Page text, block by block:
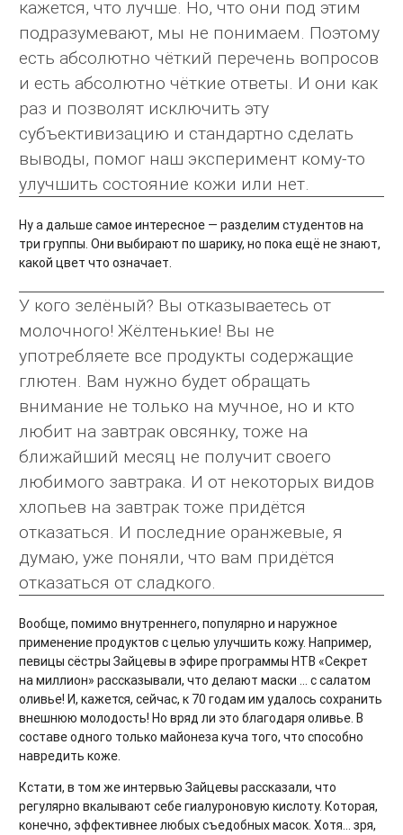
кажется, что лучше. Но, что они под этим
подразумевают, мы не понимаем. Поэтому
есть абсолютно чёткий перечень вопросов
и есть абсолютно чёткие ответы. И они как
раз и позволят исключить эту
субъективизацию и стандартно сделать
выводы, помог наш эксперимент кому-то
улучшить состояние кожи или нет.
Ну а дальше самое интересное — разделим студентов на
три группы. Они выбирают по шарику, но пока ещё не знают,
какой цвет что означает.
У кого зелёный? Вы отказываетесь от
молочного! Жёлтенькие! Вы не
употребляете все продукты содержащие
глютен. Вам нужно будет обращать
внимание не только на мучное, но и кто
любит на завтрак овсянку, тоже на
ближайший месяц не получит своего
любимого завтрака. И от некоторых видов
хлопьев на завтрак тоже придётся
отказаться. И последние оранжевые, я
думаю, уже поняли, что вам придётся
отказаться от сладкого.
Вообще, помимо внутреннего, популярно и наружное
применение продуктов с целью улучшить кожу. Например,
певицы сёстры Зайцевы в эфире программы НТВ «Секрет
на миллион» рассказывали, что делают маски … с салатом
оливье! И, кажется, сейчас, к 70 годам им удалось сохранить
внешнюю молодость! Но вряд ли это благодаря оливье. В
составе одного только майонеза куча того, что способно
навредить коже.
Кстати, в том же интервью Зайцевы рассказали, что
регулярно вкалывают себе гиалуроновую кислоту. Которая,
конечно, эффективнее любых съедобных масок. Хотя... зря,